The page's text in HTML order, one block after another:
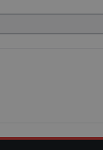
původu. 7.